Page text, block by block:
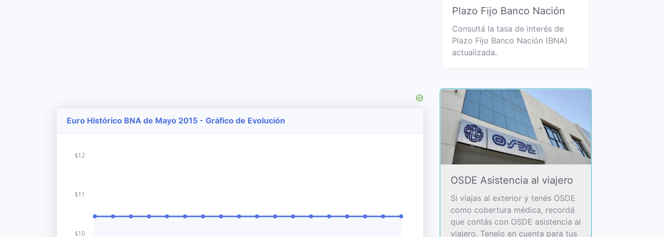
Euro Histórico BNA de Mayo 2015 - Gráfico de Evolución
Plazo Fijo Banco Nación
Consultá la tasa de interés de
Plazo Fijo Banco Nación (BNA)
actualizada.
OSDE Asistencia al viajero
Si viajas al exterior y tenés OSDE
como cobertura médica, recordá
que contás con OSDE asistencia al
viajero. Tenelo en cuenta para tus